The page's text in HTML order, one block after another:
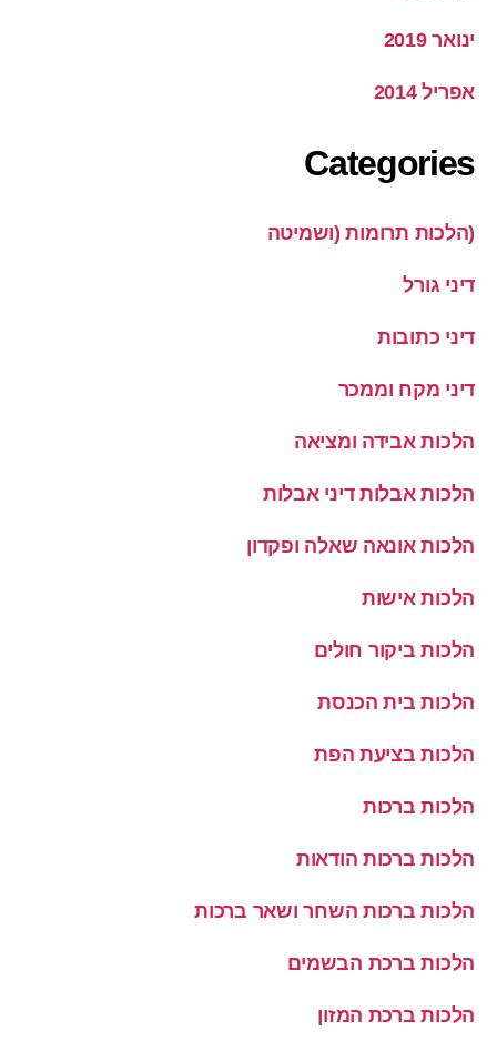
ינואר 2019
אפריל 2014
Categories
(הלכות תרומות (ושמיטה
דיני גורל
דיני כתובות
דיני מקח וממכר
הלכות אבידה ומציאה
הלכות אבלות דיני אבלות
הלכות אונאה שאלה ופקדון
הלכות אישות
הלכות ביקור חולים
הלכות בית הכנסת
הלכות בציעת הפת
הלכות ברכות
הלכות ברכות הודאות
הלכות ברכות השחר ושאר ברכות
הלכות ברכת הבשמים
הלכות ברכת המזון